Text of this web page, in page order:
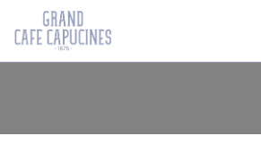
Painel de Gerenciamento de Cookies